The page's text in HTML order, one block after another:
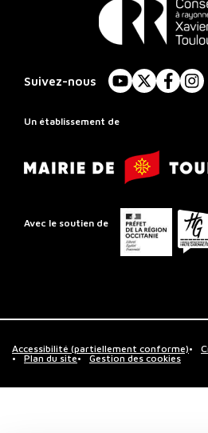
Rayonnement
Régional
Toulouse
Suivez-nous
YouTube
X
Un établissement de
Mairie
de
Avec le soutien de
Préfet
de
la
Accessibilité (partiellement conforme)
Plan du site
Gestion des cookies